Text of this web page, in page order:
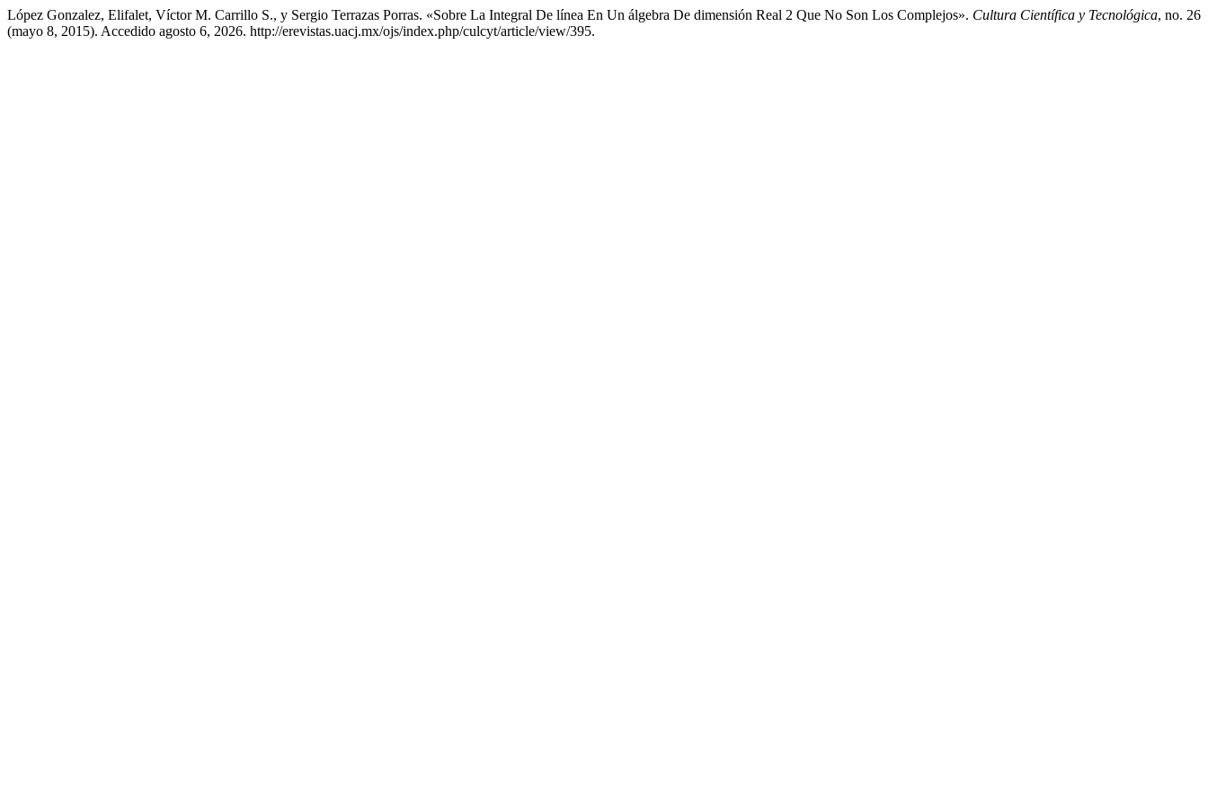
López Gonzalez, Elifalet, Víctor M. Carrillo S., y Sergio Terrazas Porras. «Sobre La Integral De línea En Un álgebra De dimensión Real 2 Que No Son Los Complejos». Cultura Científica y Tecnológica, no. 26
(mayo 8, 2015). Accedido agosto 6, 2026. http://erevistas.uacj.mx/ojs/index.php/culcyt/article/view/395.